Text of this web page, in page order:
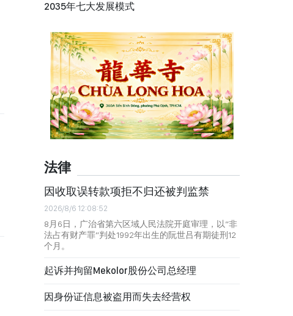
2035年七大发展模式
法律
因收取误转款项拒不归还被判监禁
2026/8/6 12:08:52
8月6日，广治省第六区域人民法院开庭审理，以“非
法占有财产罪”判处1992年出生的阮世吕有期徒刑12
个月。
起诉并拘留Mekolor股份公司总经理
因身份证信息被盗用而失去经营权